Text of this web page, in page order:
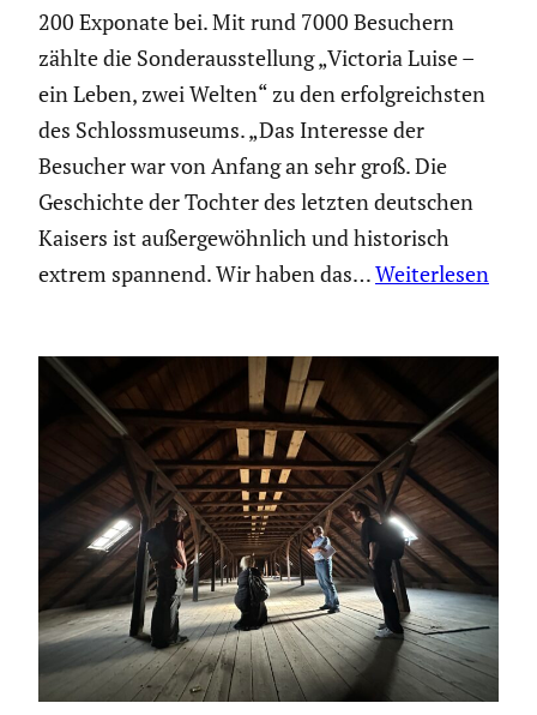
200 Exponate bei. Mit rund 7000 Besuchern
zählte die Sonder­aus­stel­lung „Victoria Luise –
ein Leben, zwei Welten“ zu den erfolg­reichsten
des Schloss­mu­seums. „Das Interesse der
Besucher war von Anfang an sehr groß. Die
Geschichte der Tochter des letzten deutschen
Kaisers ist außer­ge­wöhn­lich und histo­risch
extrem spannend. Wir haben das…Weiterlesen